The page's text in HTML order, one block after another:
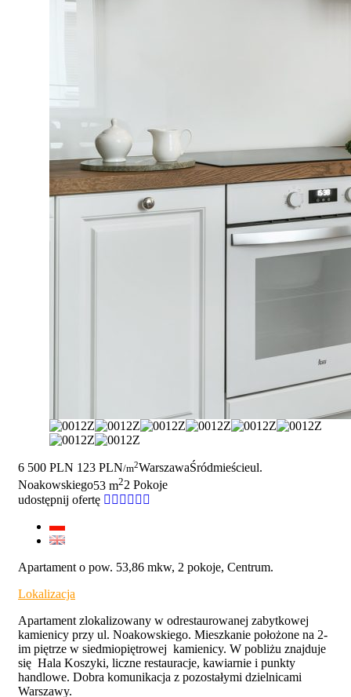
6 500 PLN 123 PLN/m2WarszawaŚródmieścieul.
Noakowskiego53 m22 Pokoje
udostępnij ofertę
Apartament o pow. 53,86 mkw, 2 pokoje, Centrum.
Lokalizacja
Apartament zlokalizowany w odrestaurowanej zabytkowej
kamienicy przy ul. Noakowskiego. Mieszkanie położone na 2-
im piętrze w siedmiopiętrowej kamienicy. W pobliżu znajduje
się Hala Koszyki, liczne restauracje, kawiarnie i punkty
handlowe. Dobra komunikacja z pozostałymi dzielnicami
Warszawy.